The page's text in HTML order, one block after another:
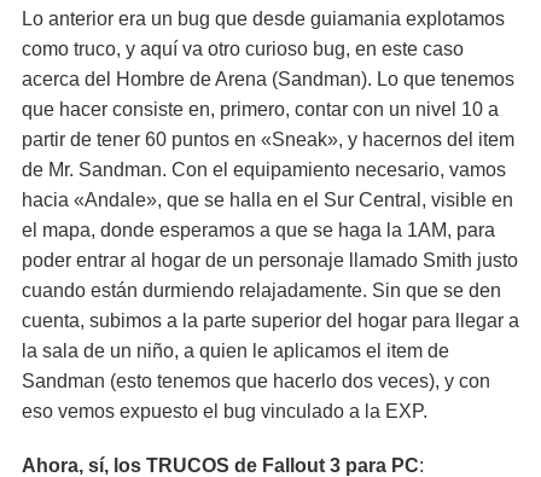
Lo anterior era un bug que desde guiamania explotamos
como truco, y aquí va otro curioso bug, en este caso
acerca del Hombre de Arena (Sandman). Lo que tenemos
que hacer consiste en, primero, contar con un nivel 10 a
partir de tener 60 puntos en «Sneak», y hacernos del item
de Mr. Sandman. Con el equipamiento necesario, vamos
hacia «Andale», que se halla en el Sur Central, visible en
el mapa, donde esperamos a que se haga la 1AM, para
poder entrar al hogar de un personaje llamado Smith justo
cuando están durmiendo relajadamente. Sin que se den
cuenta, subimos a la parte superior del hogar para llegar a
la sala de un niño, a quien le aplicamos el item de
Sandman (esto tenemos que hacerlo dos veces), y con
eso vemos expuesto el bug vinculado a la EXP.
Ahora, sí, los TRUCOS de Fallout 3 para PC: